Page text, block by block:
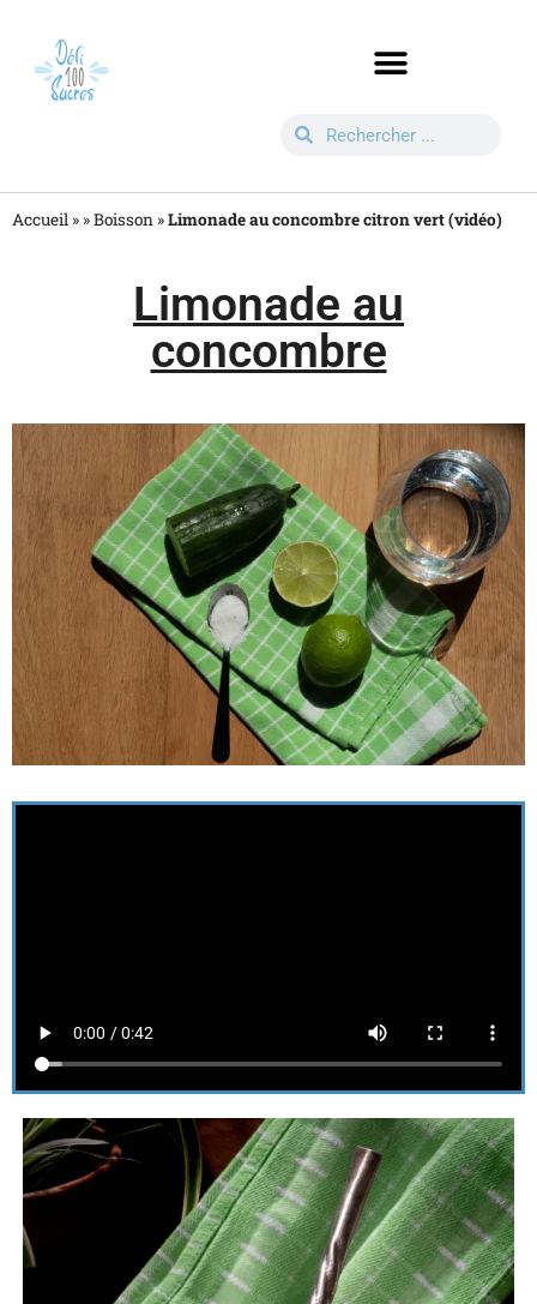
Accueil » »Boisson »Limonade au concombre citron vert (vidéo)
Limonade au
concombre